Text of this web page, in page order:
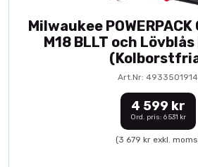
Milwaukee
M18 BLLT och Lövblås
Art.Nr: 4933501914
4 599 kr
Ord. pris: 6 531 kr
(3 679 kr exkl.